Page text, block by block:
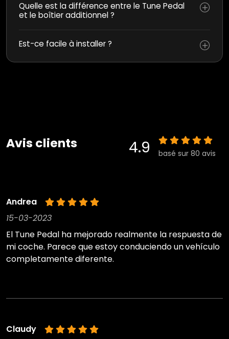
Quelle est la différence entre le Tune Pedal
et le boîtier additionnel ?
Est-ce facile à installer ?
Avis clients 4.9 basé sur 80 avis
Andrea
15-03-2023
El Tune Pedal ha mejorado realmente la respuesta de
mi coche. Parece que estoy conduciendo un vehículo
completamente diferente.
Claudy